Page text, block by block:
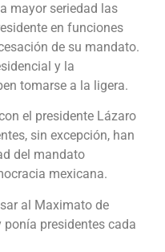
mayor seriedad las
en funciones
de su mandato.
y la
tomarse a la ligera.
el presidente Lázaro
sin excepción, han
del mandato
mexicana.
al Maximato de
presidentes cada